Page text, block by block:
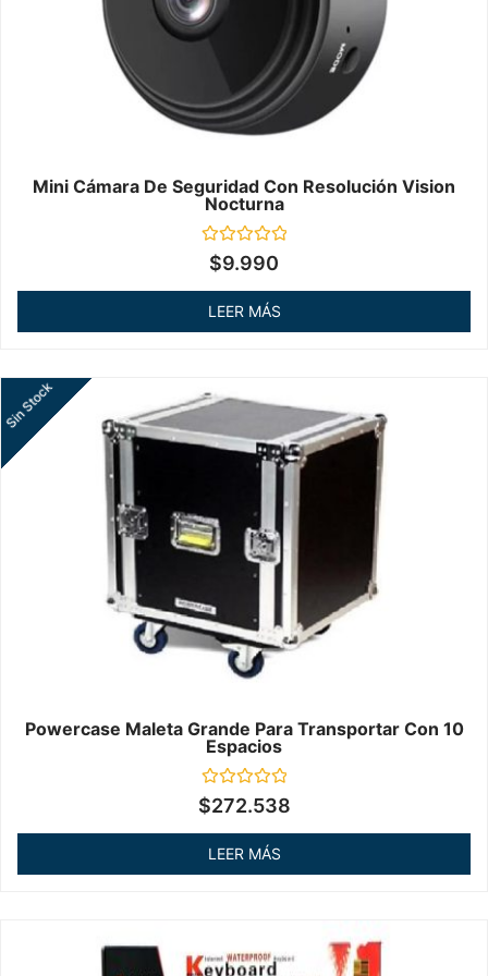
Mini Cámara De Seguridad Con Resolución Vision
Nocturna
Valorado
en
de
$9.990
LEER MÁS
Powercase Maleta Grande Para Transportar Con 10
Espacios
Valorado
en
de
Sin Stock
$272.538
LEER MÁS